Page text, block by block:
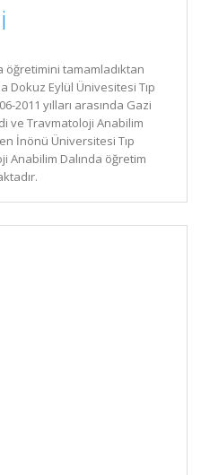
öğretimini tamamladıktan
Dokuz Eylül Ünivesitesi Tıp
2011 yılları arasında Gazi
ve Travmatoloji Anabilim
İnönü Üniversitesi Tıp
Anabilim Dalında öğretim